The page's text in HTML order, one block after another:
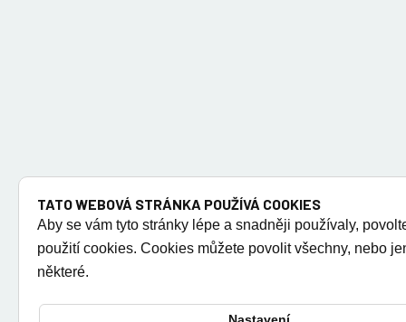
TATO WEBOVÁ STRÁNKA POUŽÍVÁ COOKIES
Aby se vám tyto stránky lépe a snadněji používaly,
použití cookies. Cookies můžete povolit všechny, nebo
některé.